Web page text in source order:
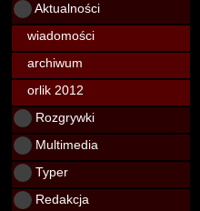
Aktualności
wiadomości
archiwum
orlik 2012
Rozgrywki
Multimedia
Typer
Redakcja